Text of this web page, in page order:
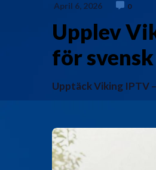
April 6, 2026 0
Upplev
för
Upptäck Viking IPTV